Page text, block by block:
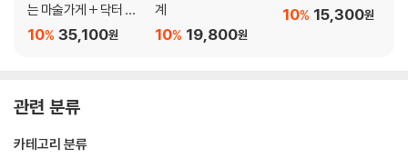
는 마술가게 + 닥터 도
티의 마인드 매직 세트
35,100원
10%
계
19,800원
10%
15,300원
10%
관련 분류
카테고리 분류